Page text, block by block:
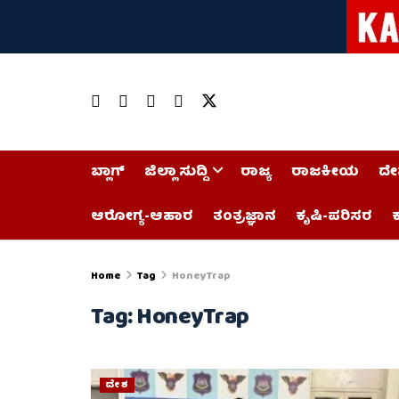
ಬ್ಲಾಗ್ ಜಿಲ್ಲಾ ಸುದ್ದಿ ರಾಜ್ಯ ರಾಜಕೀಯ
ಆರೋಗ್ಯ-ಆಹಾರ
ತಂತ್ರಜ್ಞಾನ ಕೃಷಿ-ಪರಿಸರ
Home Tag HoneyTrap
Tag:HoneyTrap
ದೇಶ